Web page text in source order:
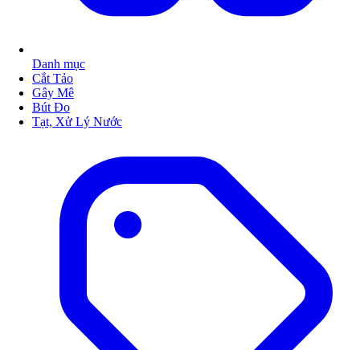
Danh mục
Cắt Tảo
Gây Mê
Bút Đo
Tạt, Xử Lý Nước